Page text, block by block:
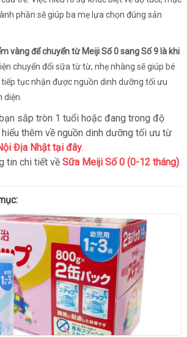
phần sẽ giúp ba mẹ lựa chọn đúng sản
vàng để chuyển từ Meiji Số 0 sang Số 9 là khi
chuyển đổi sữa từ từ, nhẹ nhàng sẽ giúp bé
tục nhận được nguồn dinh dưỡng tối ưu
sắp tròn 1 tuổi hoặc đang trong độ
thêm về nguồn dinh dưỡng tối ưu từ
Địa Nhật tại đây.
tin chi tiết vềSữa Meiji Số 0 (0-12 tháng)